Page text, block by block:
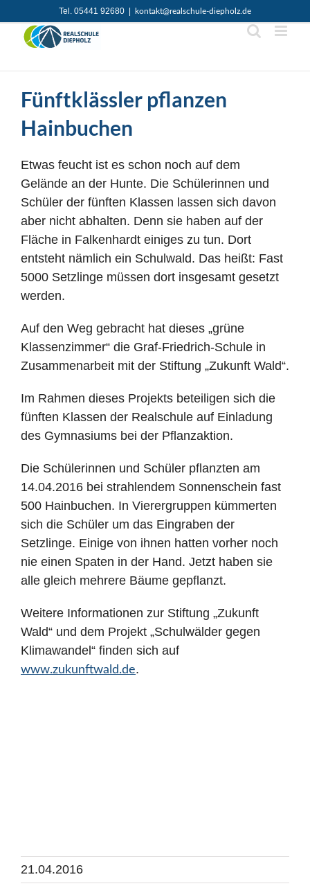
Inhalt
springen
Tel. 05441 92680 kontakt@realschule-diepholz.de
Fünftklässler pflanzen
Hainbuchen
Etwas feucht ist es schon noch auf dem
Gelände an der Hunte. Die Schülerinnen und
Schüler der fünften Klassen lassen sich davon
aber nicht abhalten. Denn sie haben auf der
Fläche in Falkenhardt einiges zu tun. Dort
entsteht nämlich ein Schulwald. Das heißt: Fast
5000 Setzlinge müssen dort insgesamt gesetzt
werden.
Auf den Weg gebracht hat dieses „grüne
Klassenzimmer“ die Graf-Friedrich-Schule in
Zusammenarbeit mit der Stiftung „Zukunft Wald“.
Im Rahmen dieses Projekts beteiligen sich die
fünften Klassen der Realschule auf Einladung
des Gymnasiums bei der Pflanzaktion.
Die Schülerinnen und Schüler pflanzten am
14.04.2016 bei strahlendem Sonnenschein fast
500 Hainbuchen. In Vierergruppen kümmerten
sich die Schüler um das Eingraben der
Setzlinge. Einige von ihnen hatten vorher noch
nie einen Spaten in der Hand. Jetzt haben sie
alle gleich mehrere Bäume gepflanzt.
Weitere Informationen zur Stiftung „Zukunft
Wald“ und dem Projekt „Schulwälder gegen
Klimawandel“ finden sich auf
www.zukunftwald.de.
21.04.2016